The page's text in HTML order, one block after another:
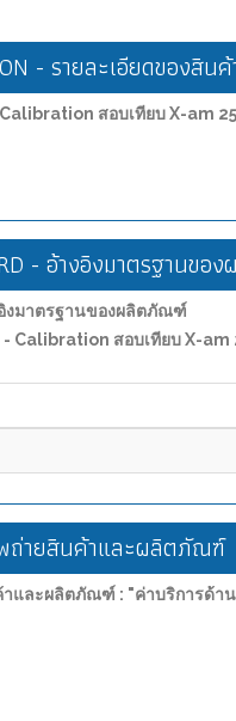
- รายละเอียดของ
สอบเทียบ X-am
- อ้างอิงมาตรฐานข
อิงมาตรฐานของผลิตภัณฑ์
Calibration สอบเทียบ X-am
พถ่ายสินค้าและผลิตภัณฑ์
าและผลิตภัณฑ์ : "ค่าบริการด้า